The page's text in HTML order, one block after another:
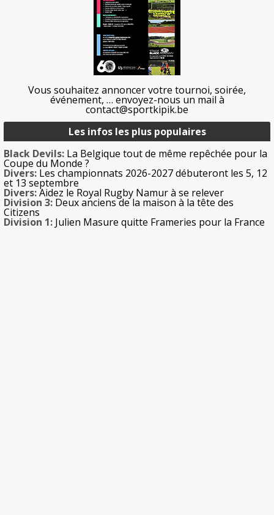
Vous souhaitez annoncer votre tournoi, soirée,
événement, … envoyez-nous un mail à
contact@sportkipik.be
Les infos les plus populaires
Black Devils: La Belgique tout de même repêchée pour la
Coupe du Monde ?
Divers: Les championnats 2026-2027 débuteront les 5, 12
et 13 septembre
Divers:Aidez le Royal Rugby Namur à se relever
Division 3: Deux anciens de la maison à la tête des
Citizens
Division 1: Julien Masure quitte Frameries pour la France